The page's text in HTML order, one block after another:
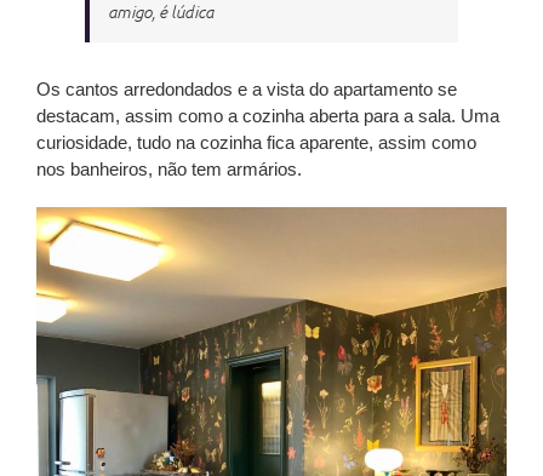
amigo, é lúdica
Os cantos arredondados e a vista do apartamento se
destacam, assim como a cozinha aberta para a sala. Uma
curiosidade, tudo na cozinha fica aparente, assim como
nos banheiros, não tem armários.